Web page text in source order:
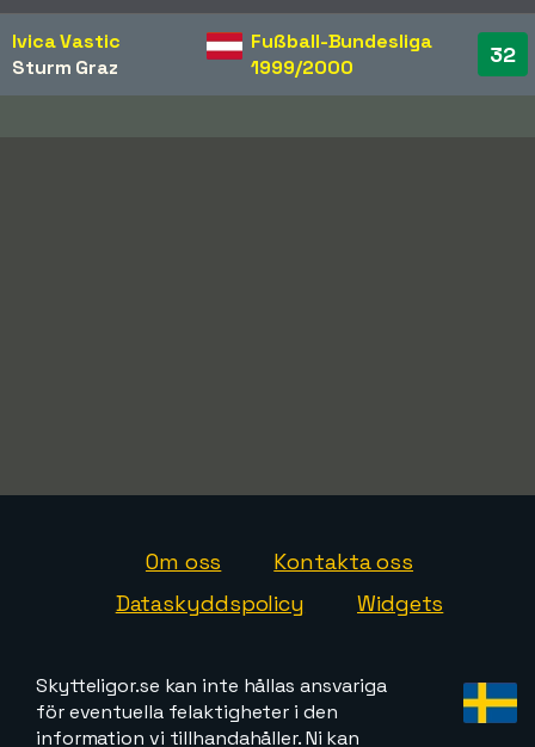
Ivica Vastic
Sturm Graz
Fußball-Bundesliga
1999/2000
32
Om oss
Kontakta oss
Dataskyddspolicy
Widgets
Skytteligor.se kan inte hållas ansvariga
för eventuella felaktigheter i den
information vi tillhandahåller. Ni kan